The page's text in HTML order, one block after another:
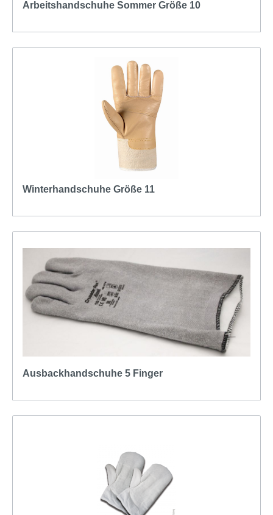
Arbeitshandschuhe Sommer Größe 10
Winterhandschuhe Größe 11
Ausbackhandschuhe 5 Finger